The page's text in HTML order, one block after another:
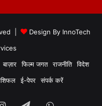
| Design By InnoTech
बाज़ार फिल्म जगत राजनीति
विदेश
ई-पेपर संपर्क करें